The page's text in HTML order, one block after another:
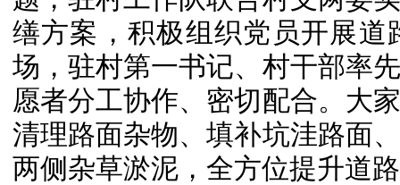
缮方案，积极组织党员开展
场，驻村第一书记、村干部率
愿者分工协作、密切配合。大
清理路面杂物、填补坑洼路面
两侧杂草淤泥，全方位提升道